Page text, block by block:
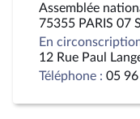
Assemblée
75355 PARIS 07
En
12 Rue Paul
Téléphone : 05